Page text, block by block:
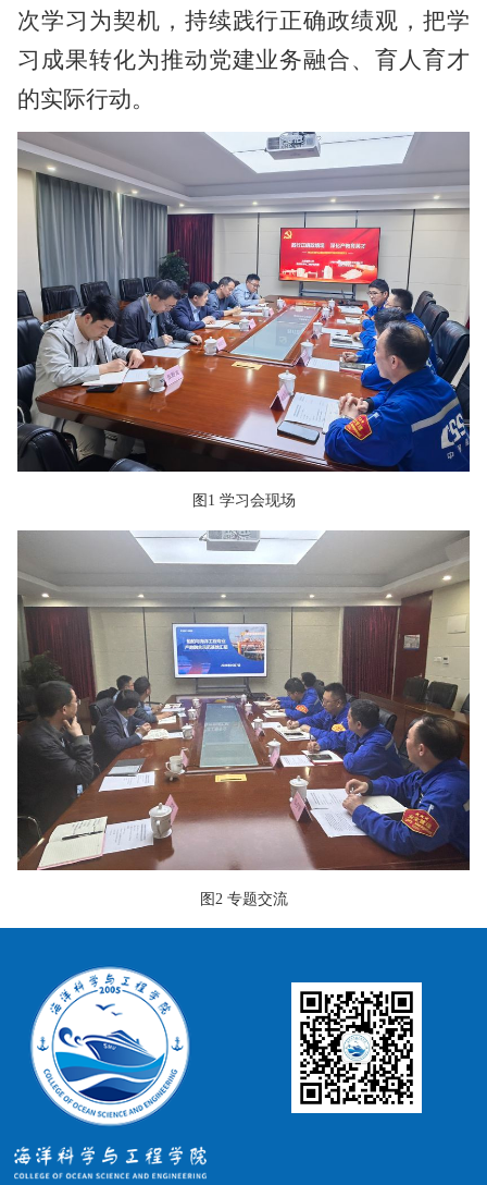
次学习为契机，持续践行正确政绩观，把学
习成果转化为推动党建业务融合、育人育才
的实际行动。
图1 学习会现场
图2 专题交流